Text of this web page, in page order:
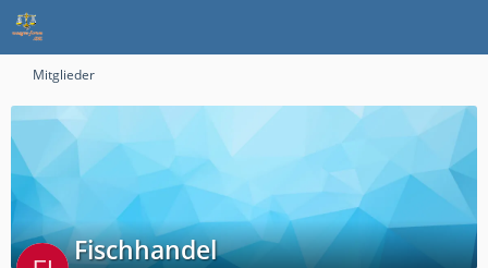
Mitglieder
Fischhandel